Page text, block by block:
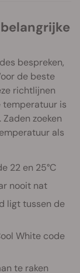
bespreken,
de beste
richtlijnen
temperatuur is
zoeken
als
22 en 25°C
nooit nat
ligt tussen de
White code
te raken